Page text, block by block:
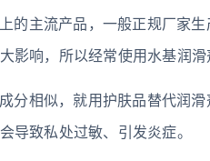
的主流产品，一般正规厂家
影响，所以经常使用水基润滑
分相似，就用护肤品替代润
导致私处过敏、引发炎症。